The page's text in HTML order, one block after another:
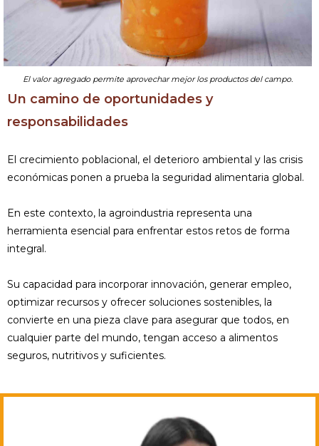
El valor agregado permite aprovechar mejor los productos del campo.
Un camino de oportunidades y
responsabilidades
El crecimiento poblacional, el deterioro ambiental y las crisis
económicas ponen a prueba la seguridad alimentaria global.
En este contexto, la agroindustria representa una
herramienta esencial para enfrentar estos retos de forma
integral.
Su capacidad para incorporar innovación, generar empleo,
optimizar recursos y ofrecer soluciones sostenibles, la
convierte en una pieza clave para asegurar que todos, en
cualquier parte del mundo, tengan acceso a alimentos
seguros, nutritivos y suficientes.